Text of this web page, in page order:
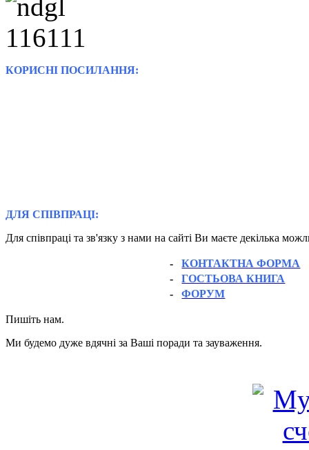
КОРИСНІ ПОСИЛАННЯ:
ДЛЯ СПІВПРАЦІ:
Для співпраці та зв'язку з нами на сайті Ви маєте декілька
-
КОНТАКТНА ФОРМА
-
ГОСТЬОВА КНИГА
-
ФОРУМ
Пишіть нам.
Ми будемо дуже вдячні за Ваші поради та зауваження.